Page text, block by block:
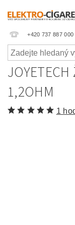
+420 737 887 000
JOYETECH
1,2OHM
1